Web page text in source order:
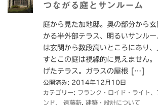
つながる庭とサンルーム
庭から見た加地邸。奥の部分から
かる半外部テラス、明るいサンル
は玄関から数段高いところにあり
すとこの庭は視線的に見えません
げたテラス。ガラスの屋根 […]
公開済み: 2014年12月10日
カテゴリー: フランク・ロイド・ライト
ンド、 遠藤新
建築・設計について